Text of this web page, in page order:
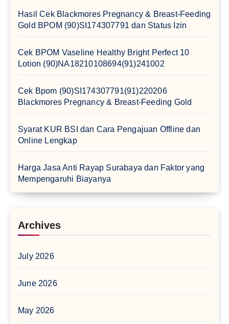
Hasil Cek Blackmores Pregnancy & Breast-Feeding
Gold BPOM (90)SI174307791 dan Status Izin
Cek BPOM Vaseline Healthy Bright Perfect 10
Lotion (90)NA18210108694(91)241002
Cek Bpom (90)SI174307791(91)220206
Blackmores Pregnancy & Breast-Feeding Gold
Syarat KUR BSI dan Cara Pengajuan Offline dan
Online Lengkap
Harga Jasa Anti Rayap Surabaya dan Faktor yang
Mempengaruhi Biayanya
Archives
July 2026
June 2026
May 2026